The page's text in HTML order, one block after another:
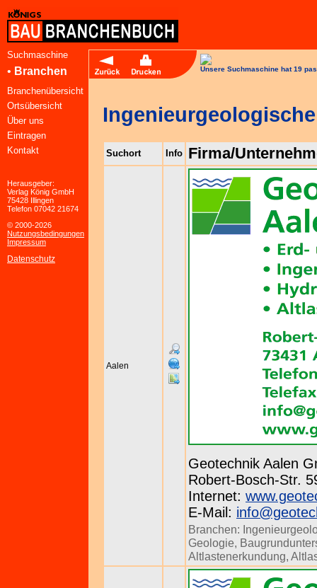
Suchmaschine
• Branchen
Branchenübersicht
Ortsübersicht
Über uns
Eintragen
Kontakt
Herausgeber:
Verlag König GmbH
75428 Illingen
Telefon 07042 21674
© 2000-2026
Nutzungsbedingungen
Impressum
Datenschutz
Unsere Suchmaschine hat 19
Suchort Info Firma/
Aalen
Geotechnik Aalen
Robert-Bosch-Str.
Internet:
E-Mail:
Branchen:
Geologie,
Altlastenerkundung,